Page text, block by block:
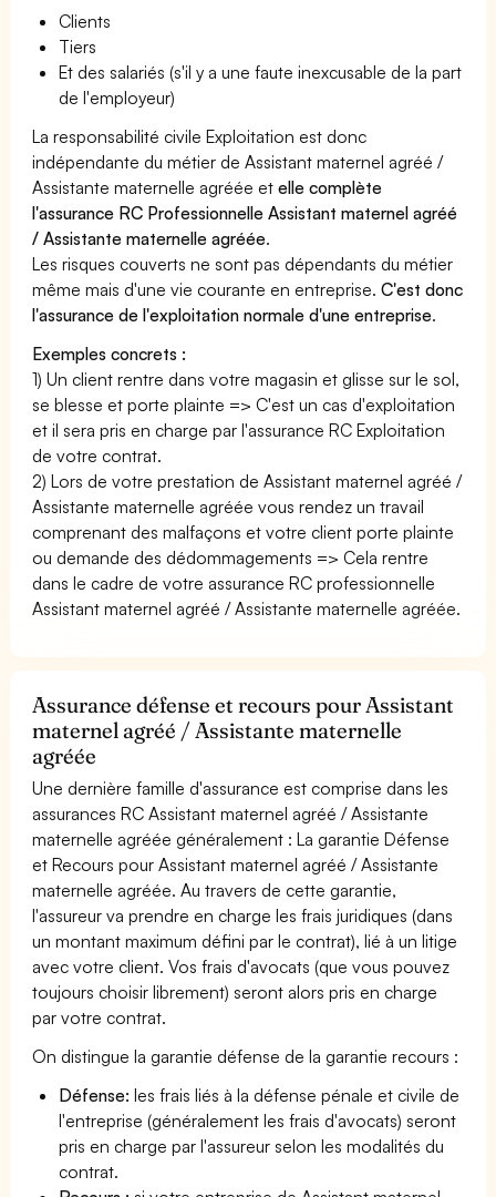
Clients
Tiers
Et des salariés (s'il y a une faute inexcusable de la part
de l'employeur)
La responsabilité civile Exploitation est donc
indépendante du métier de Assistant maternel agréé /
Assistante maternelle agréée etelle complète
l'assurance RC Professionnelle Assistant maternel agréé
/ Assistante maternelle agréée.
Les risques couverts ne sont pas dépendants du métier
même mais d'une vie courante en entreprise.C'est donc
l'assurance de l'exploitation normale d'une entreprise.
Exemples concrets :
1) Un client rentre dans votre magasin et glisse sur le sol,
se blesse et porte plainte => C'est un cas d'exploitation
et il sera pris en charge par l'assurance RC Exploitation
de votre contrat.
2) Lors de votre prestation de Assistant maternel agréé /
Assistante maternelle agréée vous rendez un travail
comprenant des malfaçons et votre client porte plainte
ou demande des dédommagements => Cela rentre
dans le cadre de votre assurance RC professionnelle
Assistant maternel agréé / Assistante maternelle agréée.
Assurance défense et recours pour Assistant
maternel agréé / Assistante maternelle
agréée
Une dernière famille d'assurance est comprise dans les
assurances RC Assistant maternel agréé / Assistante
maternelle agréée généralement : La garantie Défense
et Recours pour Assistant maternel agréé / Assistante
maternelle agréée. Au travers de cette garantie,
l'assureur va prendre en charge les frais juridiques (dans
un montant maximum défini par le contrat), lié à un litige
avec votre client. Vos frais d'avocats (que vous pouvez
toujours choisir librement) seront alors pris en charge
par votre contrat.
On distingue la garantie défense de la garantie recours :
Défense: les frais liés à la défense pénale et civile de
l'entreprise (généralement les frais d'avocats) seront
pris en charge par l'assureur selon les modalités du
contrat.